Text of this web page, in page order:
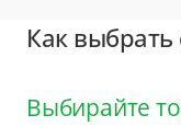
Как выбрать
Выбирайте